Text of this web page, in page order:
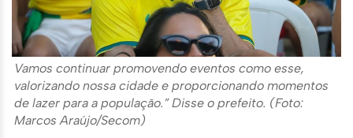
Vamos continuar promovendo eventos como esse,
valorizando nossa cidade e proporcionando momentos
de lazer para a população.” Disse o prefeito. (Foto:
Marcos Araújo/Secom)